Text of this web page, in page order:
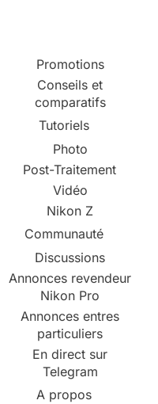
Promotions
Conseils et
comparatifs
Tutoriels
Photo
Post-Traitement
Vidéo
Nikon Z
Communauté
Discussions
Annonces revendeur
Nikon Pro
Annonces entres
particuliers
En direct sur
Telegram
A propos